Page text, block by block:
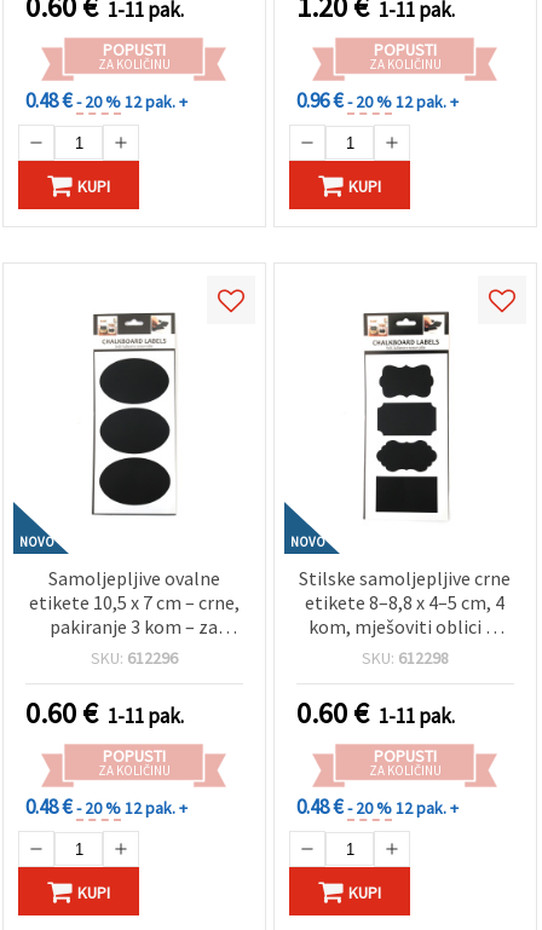
staklenki, boca, poklona
te kreativne DIY hobi i
scrapbooking projekte
1-11 pak.
POPUSTI
ZA KOLIČINU
0.48 €- 20 %12 pak. +
KUPI
pozivnica i party sitnica
1-11 pak.
POPUSTI
ZA KOLIČINU
0.96 €- 20 %12 pak. +
KUPI
NOVO
Samoljepljive ovalne
etikete 10,5 x 7 cm – crne,
pakiranje 3 kom – za
organizaciju, dekoraciju,
hobby craft projekte
SKU: 612296
0.60€ 1-11 pak.
POPUSTI
ZA KOLIČINU
0.48 €- 20 %12 pak. +
KUPI
NOVO
Stilske samoljepljive crne
etikete 8–8,8 x 4–5 cm, 4
kom, mješoviti oblici —
višekratne, glatke,
staklenki, boca, poklona i
kreativne DIY projekte
SKU: 612298
0.60€ 1-11 pak.
POPUSTI
ZA KOLIČINU
0.48 €- 20 %12 pak. +
KUPI